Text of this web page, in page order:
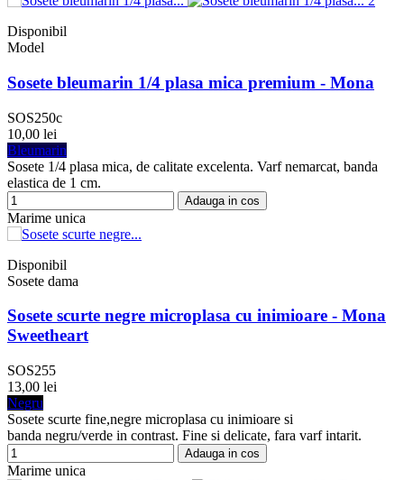
Disponibil
Model
Sosete bleumarin 1/4 plasa mica premium - Mona
SOS250c
10,00 lei
Bleumarin
Sosete 1/4 plasa mica, de calitate excelenta. Varf nemarcat, banda
elastica de 1 cm.
Adauga in cos
Marime unica
Disponibil
Sosete dama
Sosete scurte negre microplasa cu inimioare - Mona
Sweetheart
SOS255
13,00 lei
Negru
Sosete scurte fine,negre microplasa cu inimioare si
banda negru/verde in contrast. Fine si delicate, fara varf intarit.
Adauga in cos
Marime unica